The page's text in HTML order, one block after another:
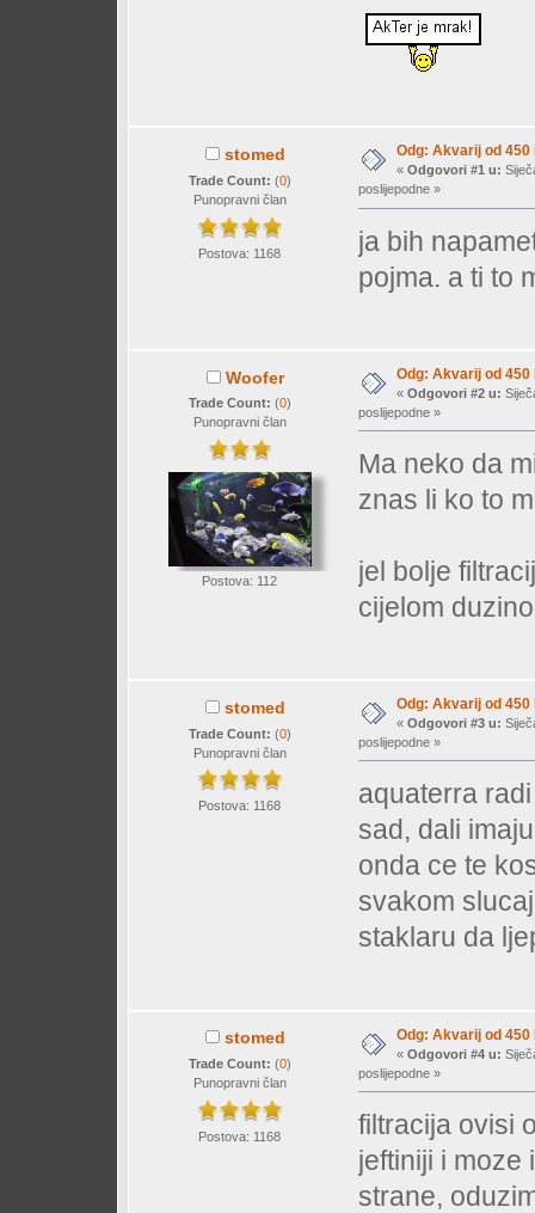
stomed
Trade Count: (0)
Punopravni član
Postova: 1168
Odg: Akvarij od 450
« Odgovori #1 u:
poslijepodne »
ja bih
pojma. a ti to
Woofer
Trade Count: (0)
Punopravni član
Postova: 112
Odg: Akvarij od 450
« Odgovori #2 u:
poslijepodne »
Ma neko da
znas li ko to
jel bolje
cijelom
stomed
Trade Count: (0)
Punopravni član
Postova: 1168
Odg: Akvarij od 450
« Odgovori #3 u:
poslijepodne »
aquaterra
sad, dali
onda ce te
svakom
staklaru da
stomed
Trade Count: (0)
Punopravni član
Postova: 1168
Odg: Akvarij od 450
« Odgovori #4 u:
poslijepodne »
filtracija ovisi
jeftiniji i moze
strane,